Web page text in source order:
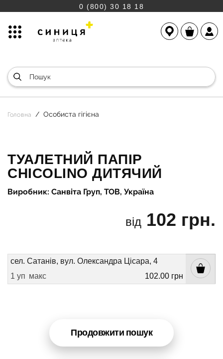
0 (800) 30 18 18
Головна Особиста гігієна
ТУАЛЕТНИЙ ПАПІР
CHICOLINO ДИТЯЧИЙ
Виробник: Санвіта Груп, ТОВ, Україна
від 102 грн.
сел. Сатанів, вул. Олександра Цісара, 4
1 уп макс 102.00 грн
Продовжити пошук